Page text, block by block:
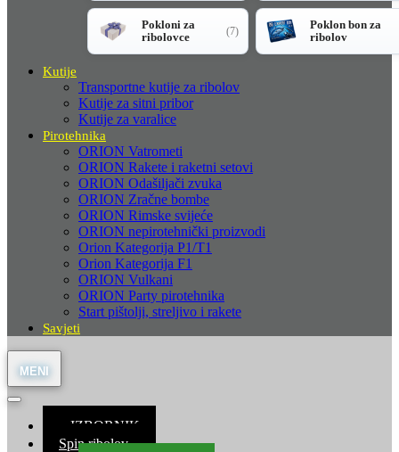
Pokloni za
ribolovce
(7)
Poklon bon za
ribolov
Kutije
Transportne kutije za ribolov
Kutije za sitni pribor
Kutije za varalice
Pirotehnika
ORION Vatrometi
ORION Rakete i raketni setovi
ORION Odašiljači zvuka
ORION Zračne bombe
ORION Rimske svijeće
ORION nepirotehnički proizvodi
Orion Kategorija P1/T1
Orion Kategorija F1
ORION Vulkani
ORION Party pirotehnika
Start pištolji, streljivo i rakete
Savjeti
≡ IZBORNIK
Spin ribolov